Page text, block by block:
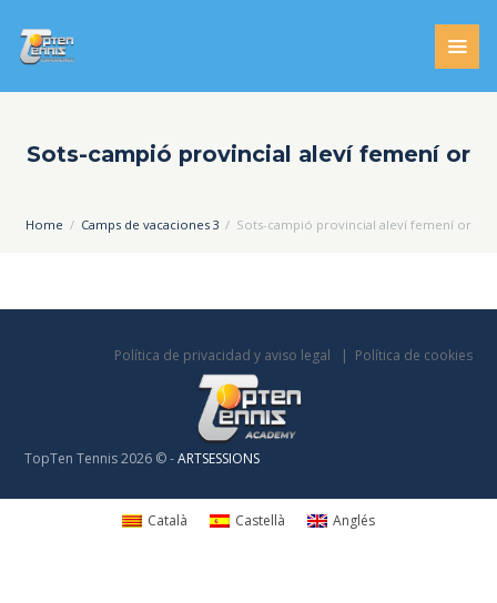
Sots-campió provincial aleví femení or
Home Camps de vacaciones 3 Sots-campió provincial aleví femení or
Política de privacidad y aviso legal Política de cookies
TopTen Tennis 2026 © -ARTSESSIONS
Català Castellà Anglés